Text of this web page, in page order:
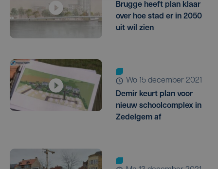
Brugge heeft plan klaar
over hoe stad er in 2050
uit wil zien
wo 15 december 2021
Demir keurt plan voor
nieuw schoolcomplex in
Zedelgem af